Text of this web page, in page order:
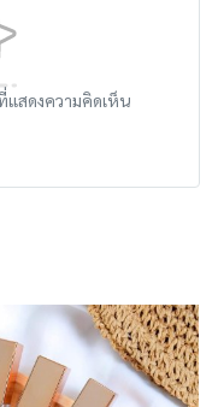
แสดงความคิดเห็น